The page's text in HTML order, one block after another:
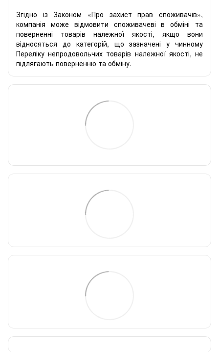
Згідно із Законом «Про захист прав споживачів»,
компанія може відмовити споживачеві в обміні та
поверненні товарів належної якості, якщо вони
відносяться до категорій, що зазначені у чинному
Переліку непродовольчих товарів належної якості, не
підлягають поверненню та обміну.